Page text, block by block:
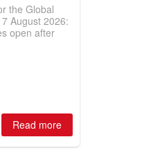
the Global
August 2026:
open after
Read more